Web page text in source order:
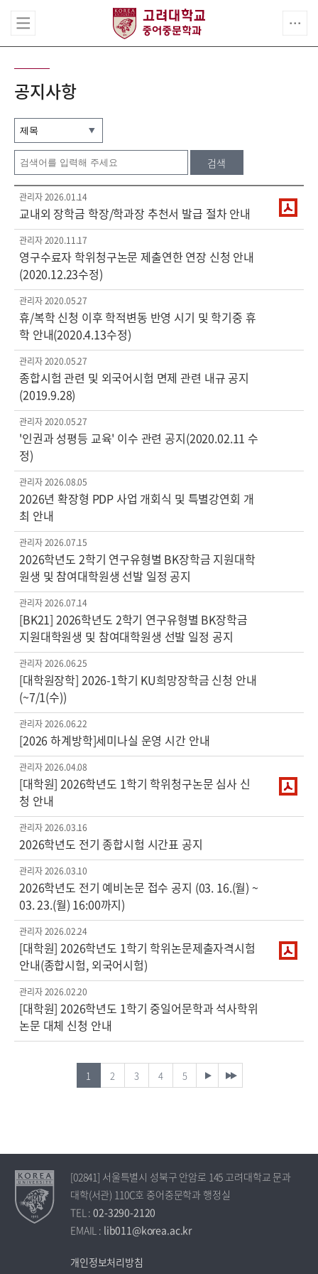
공지사항
검색
관리자2026.01.14
교내외 장학금 학장/학과장 추천서 발급 절차 안내
관리자2020.11.17
영구수료자 학위청구논문 제출연한 연장 신청 안내
(2020.12.23수정)
관리자2020.05.27
휴/복학 신청 이후 학적변동 반영 시기 및 학기중 휴
학 안내(2020.4.13수정)
관리자2020.05.27
종합시험 관련 및 외국어시험 면제 관련 내규 공지
(2019.9.28)
관리자2020.05.27
'인권과 성평등 교육' 이수 관련 공지(2020.02.11 수
정)
관리자2026.08.05
2026년 확장형 PDP 사업 개회식 및 특별강연회 개
최 안내
관리자2026.07.15
2026학년도 2학기 연구유형별 BK장학금 지원대학
원생 및 참여대학원생 선발 일정 공지
관리자2026.07.14
[BK21] 2026학년도 2학기 연구유형별 BK장학금
지원대학원생 및 참여대학원생 선발 일정 공지
관리자2026.06.25
[대학원장학] 2026-1학기 KU희망장학금 신청 안내
(~7/1(수))
관리자2026.06.22
[2026 하계방학]세미나실 운영 시간 안내
관리자2026.04.08
[대학원] 2026학년도 1학기 학위청구논문 심사 신
청 안내
관리자2026.03.16
2026학년도 전기 종합시험 시간표 공지
관리자2026.03.10
2026학년도 전기 예비논문 접수 공지 (03. 16.(월) ~
03. 23.(월) 16:00까지)
관리자2026.02.24
[대학원] 2026학년도 1학기 학위논문제출자격시험
안내(종합시험, 외국어시험)
관리자2026.02.20
[대학원] 2026학년도 1학기 중일어문학과 석사학위
논문 대체 신청 안내
1 2 3 4 5
[02841] 서울특별시 성북구 안암로 145 고려대학교 문과
대학(서관) 110C호 중어중문학과 행정실
TEL :02-3290-2120
EMAIL : lib011@korea.ac.kr
개인정보처리방침